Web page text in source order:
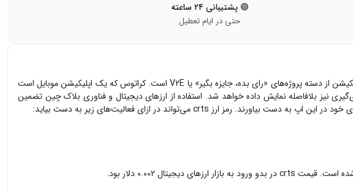
🟢 پشتیبانی ۲۴ ساعته
حتی در ایام تعطیل
ارز دیجیتال CRTS یک توکن کاربردی است که برای تسهیل مشارکت شهروندان در اپلیکیشن رای‌دهی کراتوس ایجاد شده است. این اپلیکیشن از دسته پروژه‌های «رای بده، جایزه بگیر» یا V2E است. کراتوس که یک اپلیکیشن موبایل است
نیز بلافاصله نمایش داده خواهد شد. استفاده از ارزهای دیجیتال و فناوری بلاک چین تضمین